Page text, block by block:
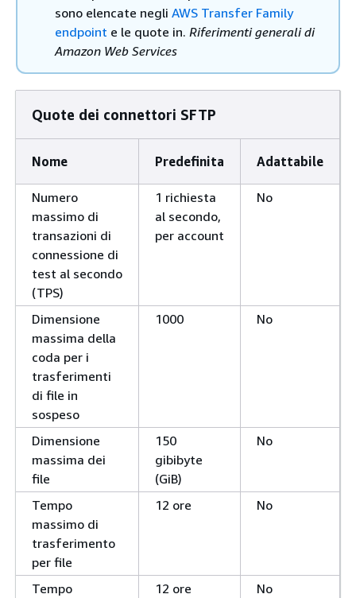
sono elencate negli AWS Transfer Family
endpoint e le quote in. Riferimenti generali di
Amazon Web Services
Quote dei connettori SFTP
Nome Predefinita Adattabile
Numero
massimo di
transazioni di
connessione di
test al secondo
(TPS)
1 richiesta
al secondo,
per account
No
Dimensione
massima della
coda per i
trasferimenti
di file in
sospeso
1000 No
Dimensione
massima dei
file
150
gibibyte
(GiB)
No
Tempo
massimo di
trasferimento
per file
12 ore No
Tempo
12 ore No